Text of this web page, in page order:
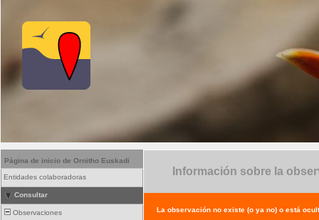
Página de inicio de Ornitho Euskadi
Entidades colaboradoras
Consultar
Observaciones
Información sobre la
La observación no existe (o ya no) o está